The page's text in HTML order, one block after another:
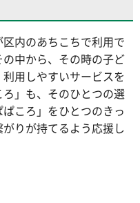
区内のあちこちで利用で
中から、その時の子ど
用しやすいサービスを
」も、そのひとつの選
ころ」をひとつのきっ
りが持てるよう応援し